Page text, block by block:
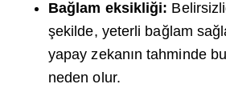
Bağlam eksikliği:
şekilde, yeterli bağlam
yapay zekanın tahminde
neden olur.